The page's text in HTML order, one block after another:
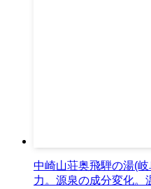
中崎山荘奥飛騨の湯(
力。源泉の成分変化。